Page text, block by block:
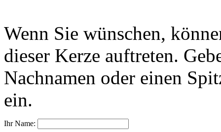
Wenn Sie wünschen,
dieser Kerze auftreten.
Nachnamen oder einen
ein.
Ihr Name: